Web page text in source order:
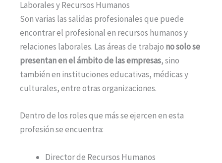
Laborales y Recursos Humanos
Son varias las salidas profesionales que puede
encontrar el profesional en recursos humanos y
relaciones laborales. Las áreas de trabajo no solo se
presentan en el ámbito de las empresas, sino
también en instituciones educativas, médicas y
culturales, entre otras organizaciones.
Dentro de los roles que más se ejercen en esta
profesión se encuentra:
Director de Recursos Humanos